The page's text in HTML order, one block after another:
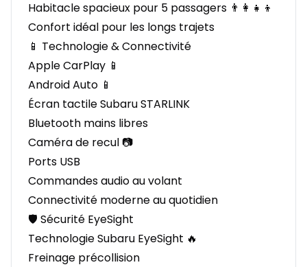
Habitacle spacieux pour 5 passagers 👨‍👩‍👧‍👦
Confort idéal pour les longs trajets
📱 Technologie & Connectivité
Apple CarPlay 📱
Android Auto 📱
Écran tactile Subaru STARLINK
Bluetooth mains libres
Caméra de recul 📷
Ports USB
Commandes audio au volant
Connectivité moderne au quotidien
🛡️ Sécurité EyeSight
Technologie Subaru EyeSight 🔥
Freinage précollision